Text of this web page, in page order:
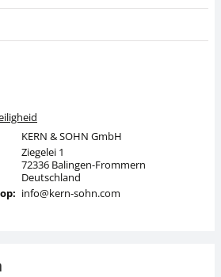
KERN & SOHN GmbH
Ziegelei 1
72336 Balingen-Frommern
Deutschland
info@kern-sohn.com